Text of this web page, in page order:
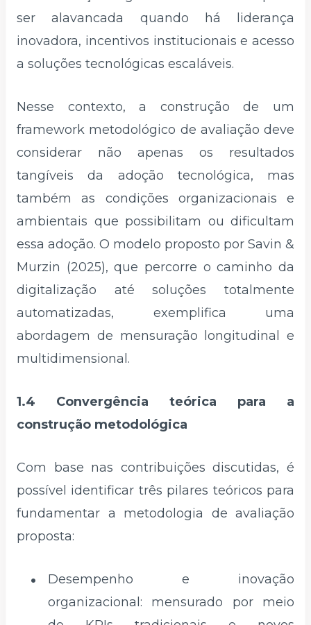
ser alavancada quando há liderança
inovadora, incentivos institucionais e acesso
a soluções tecnológicas escaláveis.
Nesse contexto, a construção de um
framework metodológico de avaliação deve
considerar não apenas os resultados
tangíveis da adoção tecnológica, mas
também as condições organizacionais e
ambientais que possibilitam ou dificultam
essa adoção. O modelo proposto por Savin &
Murzin (2025), que percorre o caminho da
digitalização até soluções totalmente
automatizadas, exemplifica uma
abordagem de mensuração longitudinal e
multidimensional.
1.4 Convergência teórica para a
construção metodológica
Com base nas contribuições discutidas, é
possível identificar três pilares teóricos para
fundamentar a metodologia de avaliação
proposta:
Desempenho e inovação
organizacional: mensurado por meio